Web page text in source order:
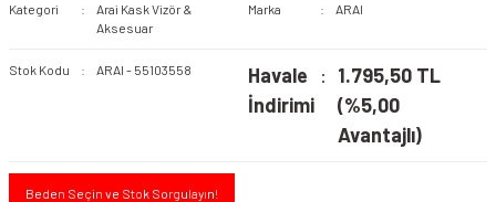
Kategori
Arai Kask Vizör &
Aksesuar
Marka ARAI
Stok Kodu ARAI - 55103558
Havale
İndirimi
1.795,50 TL
(%5,00
Avantajlı)
Beden Seçin ve Stok Sorgulayın!